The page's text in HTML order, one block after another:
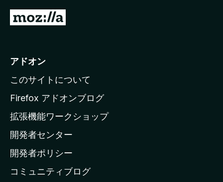
M
i
l
a
ホ
ー
ム
ー
アドオン
このサイトについて
Firefox アドオンブログ
拡張機能ワークショップ
開発者センター
開発者ポリシー
コミュニティブログ